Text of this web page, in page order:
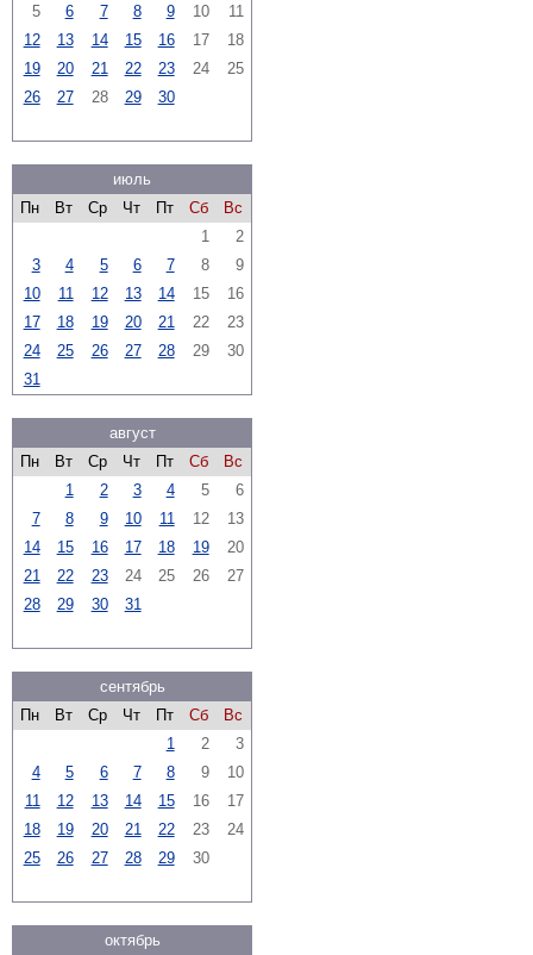
5
6 7 8 9 10
11
12
13 14 15 16 17
18
19
20 21 22 23 24
25
26
27 28 29 30
июль
Пн
Вт Ср Чт Пт Сб
Вс
1
2
3
4 5 6 7 8
9
10
11 12 13 14 15
16
17
18 19 20 21 22
23
24
25 26 27 28 29
30
31
август
Пн
Вт Ср Чт Пт Сб
Вс
1
2 3 4 5
6
7
8 9 10 11 12
13
14
15 16 17 18 19
20
21
22 23 24 25 26
27
28
29 30 31
сентябрь
Пн
Вт Ср Чт Пт Сб
Вс
1
2
3
4
5 6 7 8 9
10
11
12 13 14 15 16
17
18
19 20 21 22 23
24
25
26 27 28 29 30
октябрь